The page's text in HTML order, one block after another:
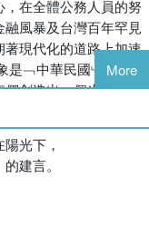
在全體公務人員的努
風暴及台灣百年罕見
現代化的道路上加速
是﹁中華民國﹂這家
創造出一個光明美好
不懈、汲汲向上的人
人能夠安居樂業。秉
政策，這些政策雖然
保等種種層面與領
期的效能；有的仍在
More
光下，
建言。